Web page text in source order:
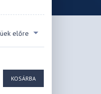
előre
KOSÁRBA